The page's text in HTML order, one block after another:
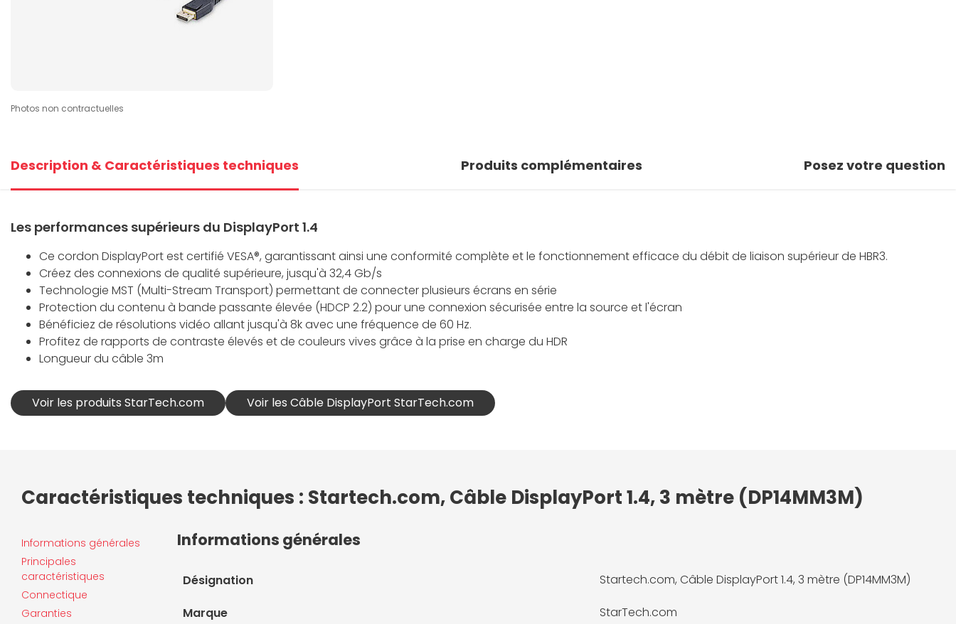
Photos non contractuelles
Description & Caractéristiques techniques Produits complémentaires Posez votre question
Les performances supérieurs du DisplayPort 1.4
Ce cordon DisplayPort est certifié VESA®, garantissant ainsi une conformité complète et le fonctionnement efficace du débit de liaison supérieur de HBR3.
Créez des connexions de qualité supérieure, jusqu'à 32,4 Gb/s
Technologie MST (Multi-Stream Transport) permettant de connecter plusieurs écrans en série
Protection du contenu à bande passante élevée (HDCP 2.2) pour une connexion sécurisée entre la source et l'écran
Bénéficiez de résolutions vidéo allant jusqu'à 8k avec une fréquence de 60 Hz.
Profitez de rapports de contraste élevés et de couleurs vives grâce à la prise en charge du HDR
Longueur du câble 3m
Voir les produits StarTech.com Voir les Câble DisplayPort StarTech.com
Caractéristiques techniques : Startech.com, Câble DisplayPort 1.4, 3 mètre (DP14MM3M)
Informations générales
Principales
caractéristiques
Connectique
Garanties
Informations générales
Désignation Startech.com, Câble DisplayPort 1.4, 3 mètre (DP14MM3M)
Marque StarTech.com